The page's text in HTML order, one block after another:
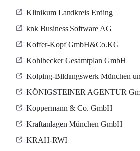
Klinikum Landkreis Erding
knk Business Software AG
Koffer-Kopf GmbH&Co.KG
Kohlbecker Gesamtplan GmbH
Kolping-Bildungswerk München
KÖNIGSTEINER AGENTUR
Koppermann & Co. GmbH
Kraftanlagen München GmbH
KRAH-RWI